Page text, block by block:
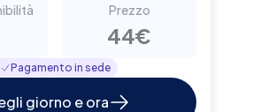
Prezzo
44€
Pagamento in sede
giorno e ora